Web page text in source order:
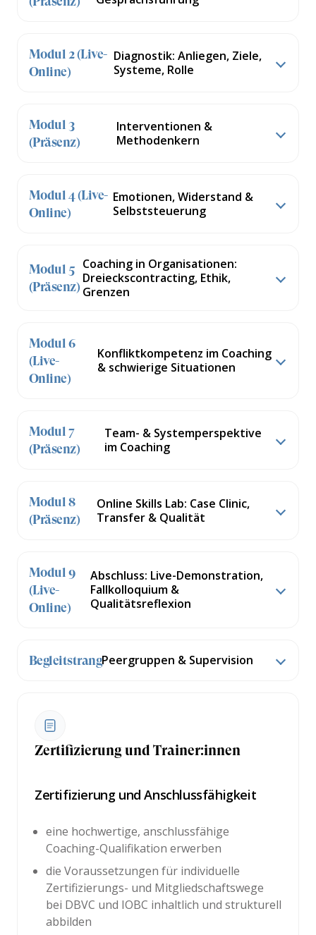
Modul 2 (Live-
Online)
Diagnostik: Anliegen, Ziele,
Systeme, Rolle
Modul 3
(Präsenz)
Interventionen &
Methodenkern
Modul 4 (Live-
Online)
Emotionen, Widerstand &
Selbststeuerung
Modul 5
(Präsenz)
Coaching in Organisationen:
Dreieckscontracting, Ethik,
Grenzen
Modul 6
(Live-
Online)
Konfliktkompetenz im Coaching
& schwierige Situationen
Modul 7
(Präsenz)
Team- & Systemperspektive
im Coaching
Modul 8
(Präsenz)
Online Skills Lab: Case Clinic,
Transfer & Qualität
Modul 9
(Live-
Online)
Abschluss: Live-Demonstration,
Fallkolloquium &
Qualitätsreflexion
BegleitstrangPeergruppen & Supervision
Zertifizierung und Trainer:innen
Zertifizierung und Anschlussfähigkeit
eine hochwertige, anschlussfähige
Coaching-Qualifikation erwerben
die Voraussetzungen für individuelle
Zertifizierungs- und Mitgliedschaftswege
bei DBVC und IOBC inhaltlich und strukturell
abbilden